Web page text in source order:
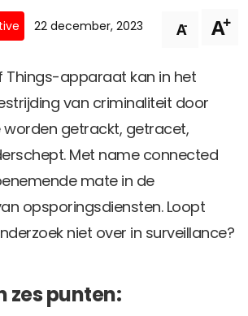
22 december, 2023 A- A+
Things-apparaat kan in het
van criminaliteit door
worden getrackt, getracet,
Met name connected
mate in de
opsporingsdiensten. Loopt
niet over in surveillance?
zes punten: